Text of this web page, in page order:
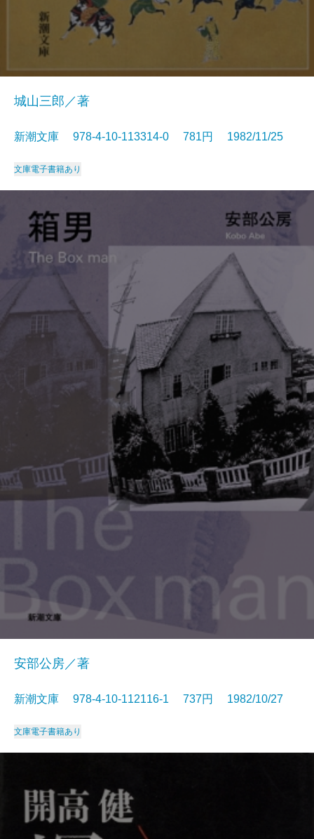
城山三郎／著
新潮文庫 978-4-10-113314-0 781円 1982/11/25
文庫電子書籍あり
安部公房／著
新潮文庫 978-4-10-112116-1 737円 1982/10/27
文庫電子書籍あり